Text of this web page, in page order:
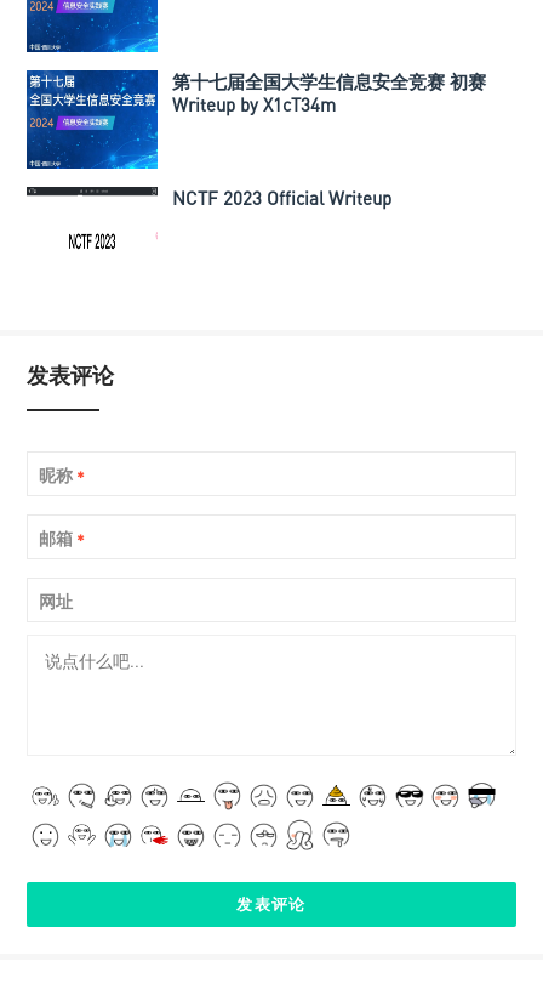
第十七届全国大学生信息安全竞赛 初赛
Writeup by X1cT34m
NCTF 2023 Official Writeup
发表评论
昵称 *
邮箱 *
网址